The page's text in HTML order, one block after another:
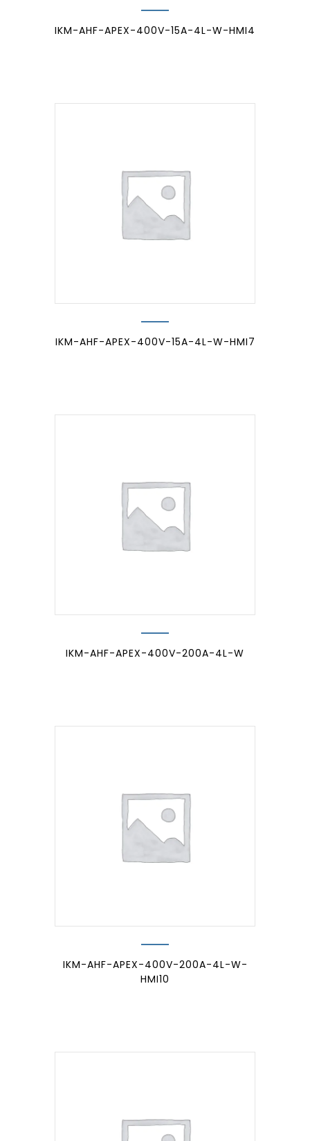
IKM-AHF-APEX-400V-15A-4L-W-HMI4
IKM-AHF-APEX-400V-15A-4L-W-HMI7
IKM-AHF-APEX-400V-200A-4L-W
IKM-AHF-APEX-400V-200A-4L-W-
HMI10